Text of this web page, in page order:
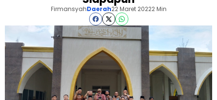
FirmansyahDaerah22 Maret 20222 Min